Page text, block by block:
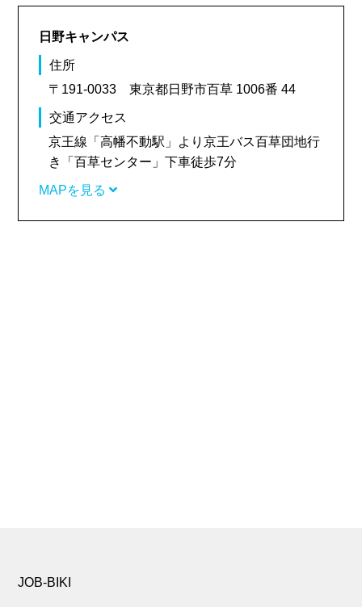
日野キャンパス
住所
〒191-0033 東京都日野市百草 1006番 44
交通アクセス
京王線「高幡不動駅」より京王バス百草団地行
き「百草センター」下車徒歩7分
MAPを見る
JOB-BIKI